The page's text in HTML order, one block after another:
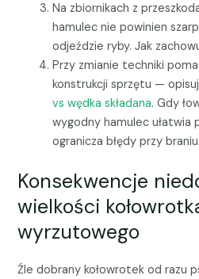
Na zbiornikach z
hamulec nie powinien
odjeździe ryby. Jak
Przy zmianie techniki
konstrukcji sprzętu —
vs wędka składana. Gdy
wygodny hamulec ułatwia
ogranicza błędy przy braniu.
Konsekwencje
wielkości
wyrzutowego
Źle dobrany kołowrotek od razu